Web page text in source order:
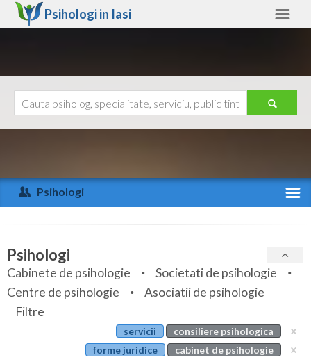
Psihologi in Iasi
Arad
Arges
Bihor
Bistrita-Nasaud
Botosani
Ajutor
Psihologi
Specialitati
Servicii
Articole
Psihologi
Cabinete de psihologie
Societati de psihologie
Centre de psihologie
Asociatii de psihologie
Filtre
servicii
consiliere psihologica
forme juridice
cabinet de psihologie